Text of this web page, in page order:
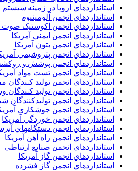
استانداردهاي اروپا در زمينه
استانداردهاي انجمن آلومينيوم
استانداردهاي انجمن اکوستيک صوت
استانداردهاي انجمن ايمني آمريکا
استانداردهاي انجمن بتون آمريکا
استانداردهاي انجمن پتروشيمي
استانداردهاي انجمن پوشش و
استانداردهاي انجمن تست مواد
استانداردهاي انجمن توليد
استانداردهاي انجمن توليد کنندگان
استانداردهاي انجمن توليدکنندگان
استانداردهاي انجمن جوشکاري
استانداردهاي انجمن خوردگي آمريکا
استانداردهاي انجمن دستگاههاي
استانداردهاي انجمن راه آهن آمريکا
استانداردهاي انجمن صنايع ارتباطي
استانداردهاي انجمن گاز آمريکا
استانداردهاي انجمن گاز فشرده